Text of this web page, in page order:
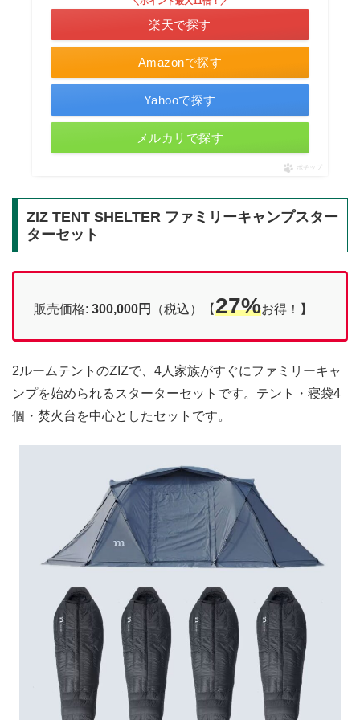
Amazonで探す
楽天で探す
Yahooで探す
メルカリで探す
ポチップ
ZIZ TENT SHELTER ファミリーキャンプスター
ターセット
販売価格: 300,000円 （税込）【27%お得！】
2ルームテントのZIZで、4人家族がすぐにファミリーキャ
ンプを始められるスターターセットです。テント・寝袋4
個・焚火台を中心としたセットです。